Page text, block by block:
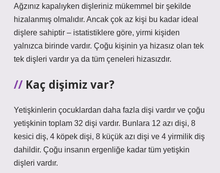
Ağzınız kapalıyken dişleriniz mükemmel bir şekilde
hizalanmış olmalıdır. Ancak çok az kişi bu kadar ideal
dişlere sahiptir – istatistiklere göre, yirmi kişiden
yalnızca birinde vardır. Çoğu kişinin ya hizasız olan tek
tek dişleri vardır ya da tüm çeneleri hizasızdır.
Kaç dişimiz var?
Yetişkinlerin çocuklardan daha fazla dişi vardır ve çoğu
yetişkinin toplam 32 dişi vardır. Bunlara 12 azı dişi, 8
kesici diş, 4 köpek dişi, 8 küçük azı dişi ve 4 yirmilik diş
dahildir. Çoğu insanın ergenliğe kadar tüm yetişkin
dişleri vardır.